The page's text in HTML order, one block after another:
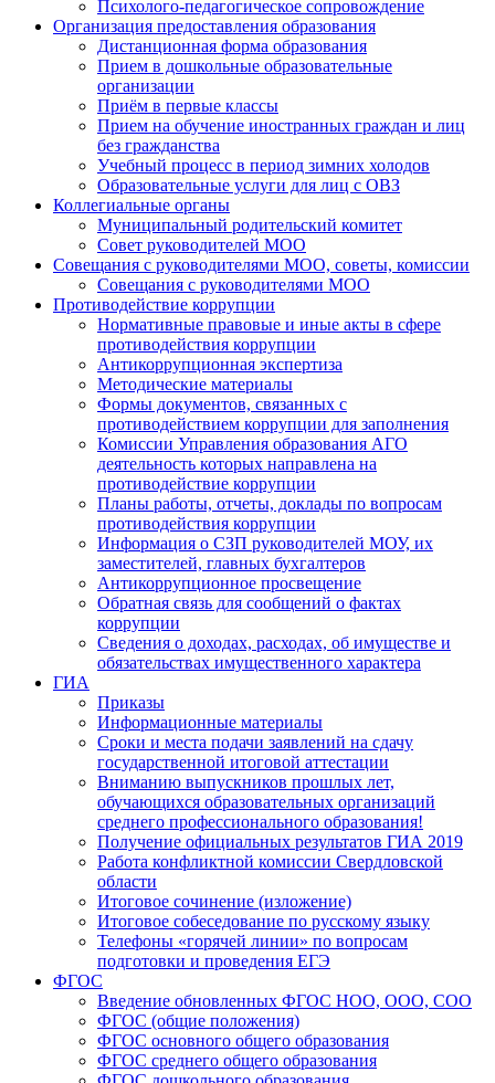
Психолого-педагогическое сопровождение
Организация предоставления образования
Дистанционная форма образования
Прием в дошкольные образовательные
организации
Приём в первые классы
Прием на обучение иностранных граждан и лиц
без гражданства
Учебный процесс в период зимних холодов
Образовательные услуги для лиц с ОВЗ
Коллегиальные органы
Муниципальный родительский комитет
Совет руководителей МОО
Совещания с руководителями МОО, советы, комиссии
Совещания с руководителями МОО
Противодействие коррупции
Нормативные правовые и иные акты в сфере
противодействия коррупции
Антикоррупционная экспертиза
Методические материалы
Формы документов, связанных с
противодействием коррупции для заполнения
Комиссии Управления образования АГО
деятельность которых направлена на
противодействие коррупции
Планы работы, отчеты, доклады по вопросам
противодействия коррупции
Информация о СЗП руководителей МОУ, их
заместителей, главных бухгалтеров
Антикоррупционное просвещение
Обратная связь для сообщений о фактах
коррупции
Сведения о доходах, расходах, об имуществе и
обязательствах имущественного характера
ГИА
Приказы
Информационные материалы
Сроки и места подачи заявлений на сдачу
государственной итоговой аттестации
Вниманию выпускников прошлых лет,
обучающихся образовательных организаций
среднего профессионального образования!
Получение официальных результатов ГИА 2019
Работа конфликтной комиссии Свердловской
области
Итоговое сочинение (изложение)
Итоговое собеседование по русскому языку
Телефоны «горячей линии» по вопросам
подготовки и проведения ЕГЭ
ФГОС
Введение обновленных ФГОС НОО, ООО, СОО
ФГОС (общие положения)
ФГОС основного общего образования
ФГОС среднего общего образования